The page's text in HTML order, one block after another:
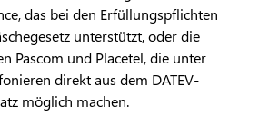
das bei den Erfüllungspflichten
unterstützt, oder die
Pascom und Placetel, die unter
direkt aus dem DATEV-
möglich machen.